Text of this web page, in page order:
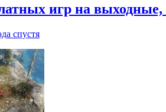
игр на выходные,
спустя